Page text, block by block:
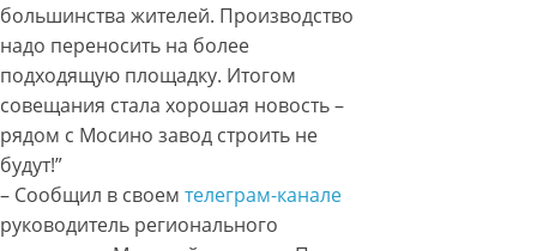
большинства жителей. Производство
надо переносить на более
подходящую площадку. Итогом
совещания стала хорошая новость –
рядом с Мосино завод строить не
будут!”
– Сообщил в своем телеграм-канале
руководитель регионального